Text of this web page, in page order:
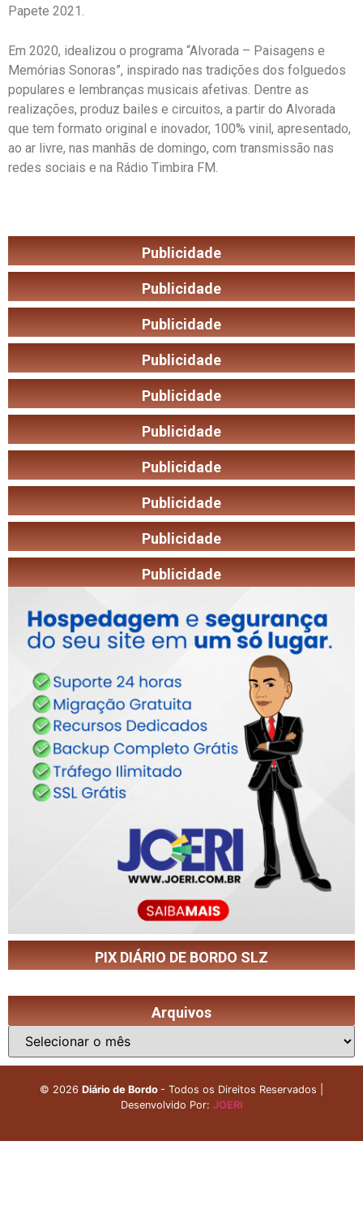
Papete 2021.
Em 2020, idealizou o programa “Alvorada – Paisagens e
Memórias Sonoras”, inspirado nas tradições dos folguedos
populares e lembranças musicais afetivas. Dentre as
realizações, produz bailes e circuitos, a partir do Alvorada
que tem formato original e inovador, 100% vinil, apresentado,
ao ar livre, nas manhãs de domingo, com transmissão nas
redes sociais e na Rádio Timbira FM.
Publicidade
Publicidade
Publicidade
Publicidade
Publicidade
Publicidade
Publicidade
Publicidade
Publicidade
Publicidade
PIX DIÁRIO DE BORDO SLZ
Arquivos
© 2026 Diário de Bordo - Todos os Direitos Reservados |
Desenvolvido Por: JOERI